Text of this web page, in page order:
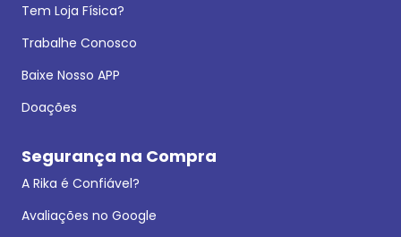
Tem Loja Física?
Trabalhe Conosco
Baixe Nosso APP
Doações
Segurança na Compra
A Rika é Confiável?
Avaliações no Google